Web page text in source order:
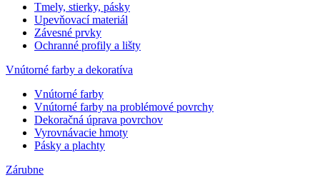
Tmely, stierky, pásky
Upevňovací materiál
Závesné prvky
Ochranné profily a lišty
Vnútorné farby a dekoratíva
Vnútorné farby
Vnútorné farby na problémové povrchy
Dekoračná úprava povrchov
Vyrovnávacie hmoty
Pásky a plachty
Zárubne